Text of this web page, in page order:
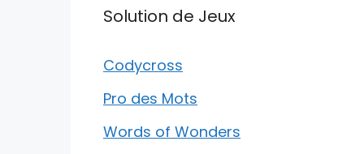
Solution de Jeux
Codycross
Pro des Mots
Words of Wonders